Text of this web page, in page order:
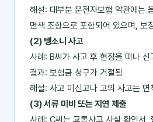
해설: 대부분 운전자보험 약관에는
면책 조항으로 포함되어 있으며, 보
(2) 뺑소니 사고
사례: B씨가 사고 후 현장을 떠나 신
결과: 보험금 청구가 거절됨
해설: 사고 미신고나 고의 사고는
(3) 서류 미비 또는 지연 제출
사례: C씨는 교통사고 사실 확인서,